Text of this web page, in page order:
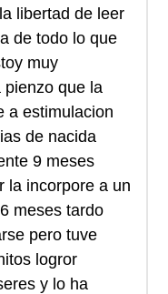
libertad de leer
de todo lo que
muy
pienzo que la
a estimulacion
de nacida
9 meses
la incorpore a un
meses tardo
pero tuve
logror
y lo ha